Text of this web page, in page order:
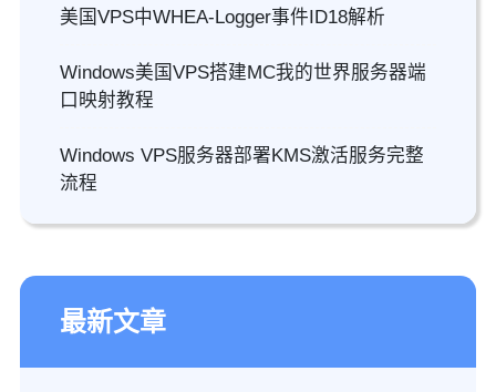
美国VPS中WHEA-Logger事件ID18解析
Windows美国VPS搭建MC我的世界服务器端
口映射教程
Windows VPS服务器部署KMS激活服务完整
流程
最新文章